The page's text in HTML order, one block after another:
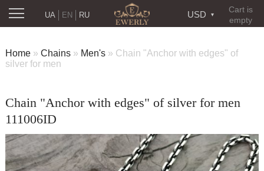
Cart is
empty
USD
RU
UA EN
Home » Chains » Men's » Chain "Anchor with edges" of
silver for men
Chain "Anchor with edges" of silver for men
111006ID